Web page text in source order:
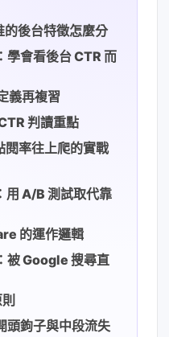
後台特徵怎麼分
學會看後台 CTR 而
義再複習
判讀重點
閱率往上爬的實戰
A/B 測試取代靠
的運作邏輯
被 Google 搜尋直
頭鉤子與中段流失